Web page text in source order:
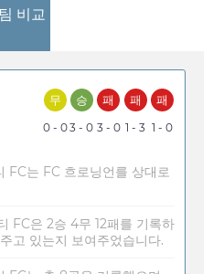
비교
무
0 - 0
승
3 - 0
패
3 - 0
패
1 - 3
패
1 - 0
FC는 FC 흐로닝언를 상대로
FC은 2승 4무 12패를 기록하
고 있는지 보여주었습니다.